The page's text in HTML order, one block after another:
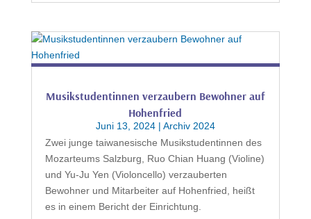
Musikstudentinnen verzaubern Bewohner auf
Hohenfried
Juni 13, 2024| Archiv 2024
Zwei junge taiwanesische Musikstudentinnen des
Mozarteums Salzburg, Ruo Chian Huang (Violine)
und Yu-Ju Yen (Violoncello) verzauberten
Bewohner und Mitarbeiter auf Hohenfried, heißt
es in einem Bericht der Einrichtung.